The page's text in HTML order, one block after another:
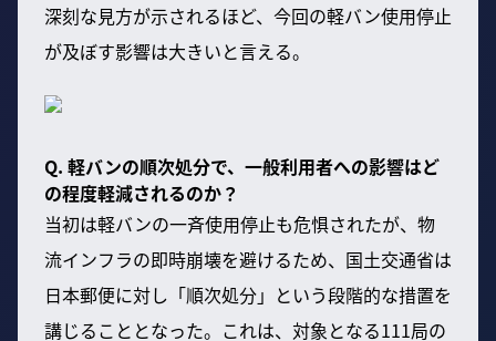
深刻な見方が示されるほど、今回の軽バン使用停止
が及ぼす影響は大きいと言える。
Q. 軽バンの順次処分で、一般利用者への影響はど
の程度軽減されるのか？
当初は軽バンの一斉使用停止も危惧されたが、物
流インフラの即時崩壊を避けるため、国土交通省は
日本郵便に対し「順次処分」という段階的な措置を
講じることとなった。これは、対象となる111局の